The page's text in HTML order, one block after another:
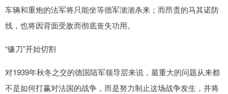
车辆和重炮的法军将只能坐等德军汹汹杀来；而昂贵的马其诺防
线，也将因背面受敌而彻底丧失功用。
“镰刀”开始切割
对1939年秋冬之交的德国陆军领导层来说，最重大的问题从来都
不是如何打赢对法国的战争，而是努力制止这场战争发生，并将